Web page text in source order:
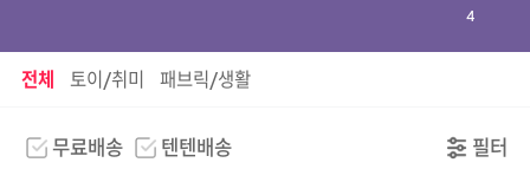
4
전체 토이/취미 패브릭/생활
무료배송 텐텐배송 필터